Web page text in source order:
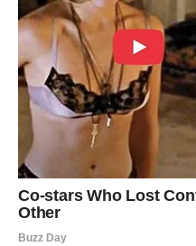
Ne plašite se sreće koja
Pred mnogim znakovima
obrta, lijepih vijesti i
dugo bilo na čekanju sada
optimizma.
Najviše razloga za radost
ostvarenje želje,
uspjeh, te